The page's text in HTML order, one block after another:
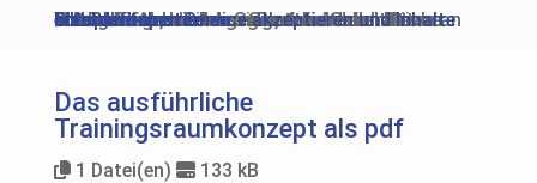
Sie sehen gerade einen Platzhalterinhalt von
YouTube
. Um auf den eigentlichen Inhalt zuzugreifen, klicken Sie auf die Schaltfläche unten. Bitte beachten Sie, dass dabei Daten an Drittanbieter weitergegeben werden.
Mehr Informationen
Inhalt entsperren
Erforderlichen Service akzeptieren und Inhalte entsperren
Das ausführliche
Trainingsraumkonzept als pdf
1 Datei(en)
133 kB